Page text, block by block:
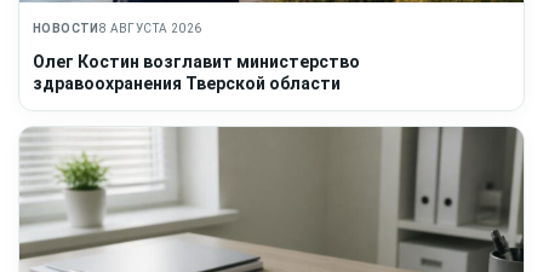
НОВОСТИ 8 АВГУСТА 2026
Олег Костин возглавит министерство
здравоохранения Тверской области